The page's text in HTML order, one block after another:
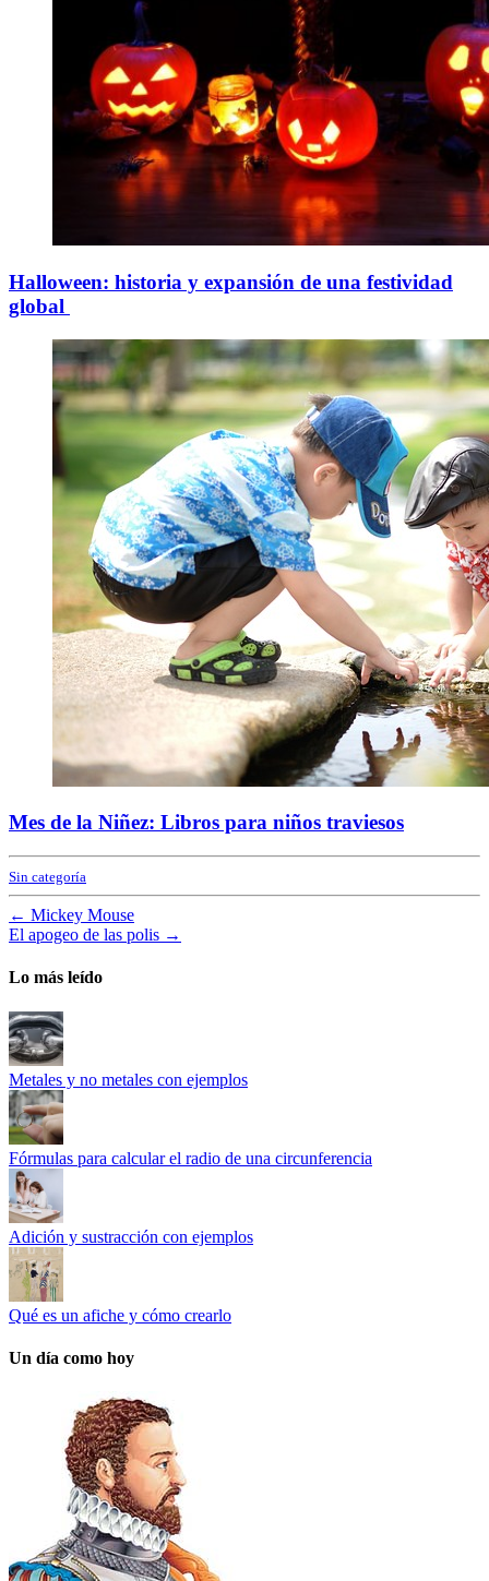
Halloween: historia y expansión de una festividad
global
Mes de la Niñez: Libros para niños traviesos
Sin categoría
← Mickey Mouse
El apogeo de las polis →
Lo más leído
Metales y no metales con ejemplos
Fórmulas para calcular el radio de una circunferencia
Adición y sustracción con ejemplos
Qué es un afiche y cómo crearlo
Un día como hoy